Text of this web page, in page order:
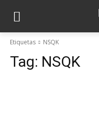
Etiquetas NSQK
Tag: NSQK